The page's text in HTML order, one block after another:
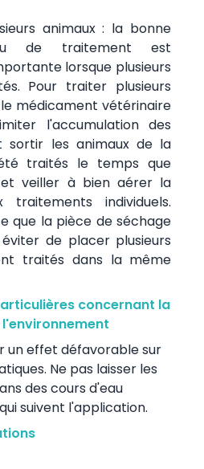
animaux : la bonne
de traitement est
lorsque plusieurs
Pour traiter plusieurs
médicament vétérinaire
l'accumulation des
sortir les animaux de la
traités le temps que
et veiller à bien aérer la
individuels.
que la pièce de séchage
de placer plusieurs
traités dans la même
concernant la
un effet défavorable sur
Ne pas laisser les
des cours d'eau
suivent l'application.